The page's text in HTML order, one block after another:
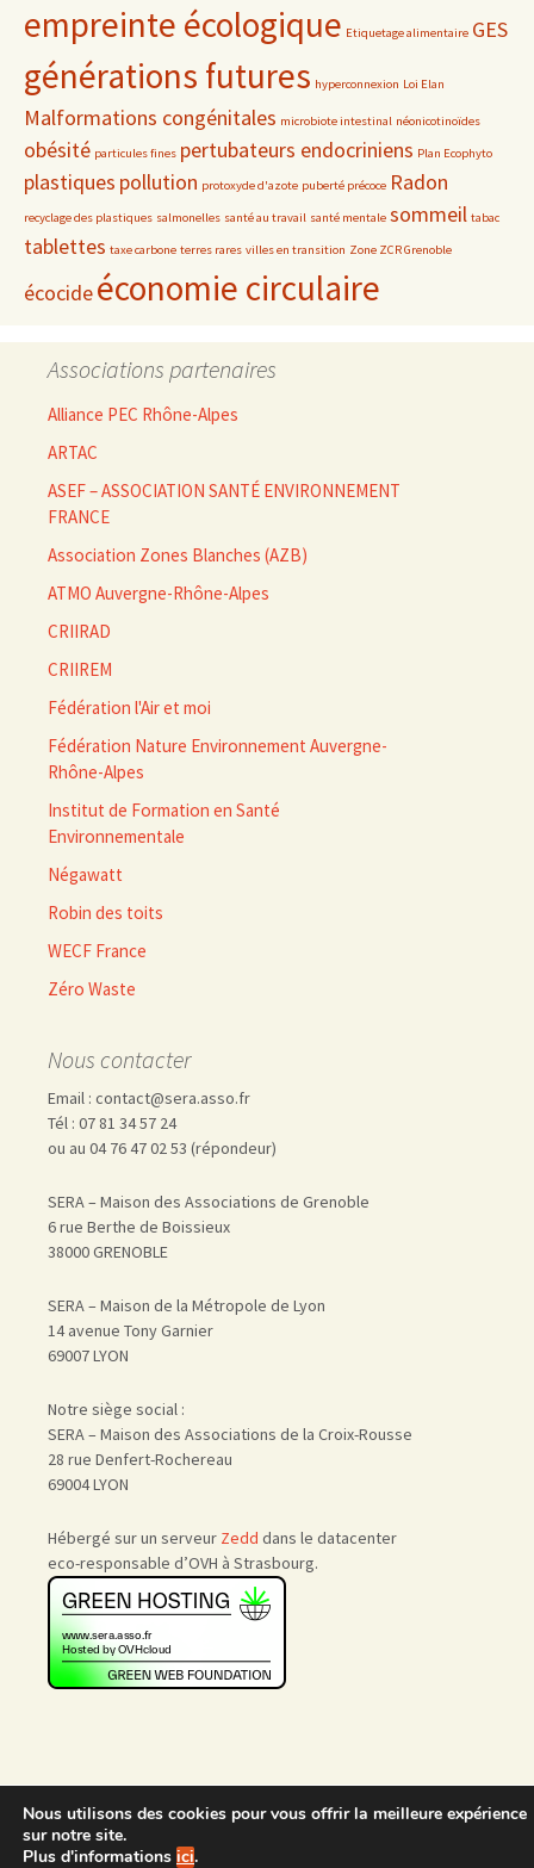
empreinte écologique Etiquetage alimentaire GES
générations futures hyperconnexion Loi Elan
Malformations congénitales microbiote intestinal néonicotinoïdes
obésité particules fines pertubateurs endocriniens Plan Ecophyto
plastiques pollution protoxyde d'azote puberté précoce Radon
recyclage des plastiques salmonelles santé au travail santé mentale sommeil tabac
tablettes taxe carbone terres rares villes en transition Zone ZCR Grenoble
écocideéconomie circulaire
Associations partenaires
Alliance PEC Rhône-Alpes
ARTAC
ASEF – ASSOCIATION SANTÉ ENVIRONNEMENT
FRANCE
Association Zones Blanches (AZB)
ATMO Auvergne-Rhône-Alpes
CRIIRAD
CRIIREM
Fédération l'Air et moi
Fédération Nature Environnement Auvergne-
Rhône-Alpes
Institut de Formation en Santé
Environnementale
Négawatt
Robin des toits
WECF France
Zéro Waste
Nous contacter
Email : contact@sera.asso.fr
Tél : 07 81 34 57 24
ou au 04 76 47 02 53 (répondeur)
SERA – Maison des Associations de Grenoble
6 rue Berthe de Boissieux
38000 GRENOBLE
SERA – Maison de la Métropole de Lyon
14 avenue Tony Garnier
69007 LYON
Notre siège social :
SERA – Maison des Associations de la Croix-Rousse
28 rue Denfert-Rochereau
69004 LYON
Hébergé sur un serveur Zedd dans le datacenter
eco-responsable d’OVH à Strasbourg.
Accueil | Nous rejoindre
Admin
Nous utilisons des cookies pour vous offrir la meilleure expérience
sur notre site.
Plus d'informations ici.